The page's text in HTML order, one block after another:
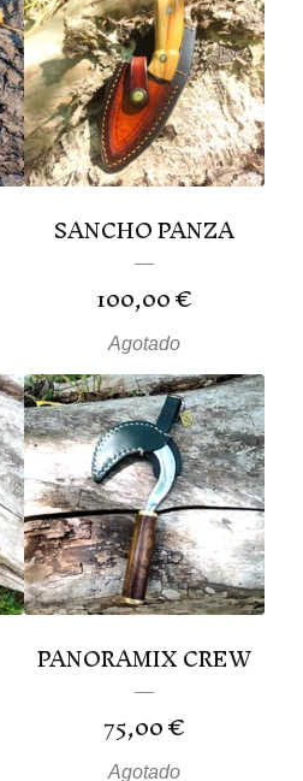
SANCHO PANZA
100,00€
Agotado
PANORAMIX CREW
75,00€
Agotado